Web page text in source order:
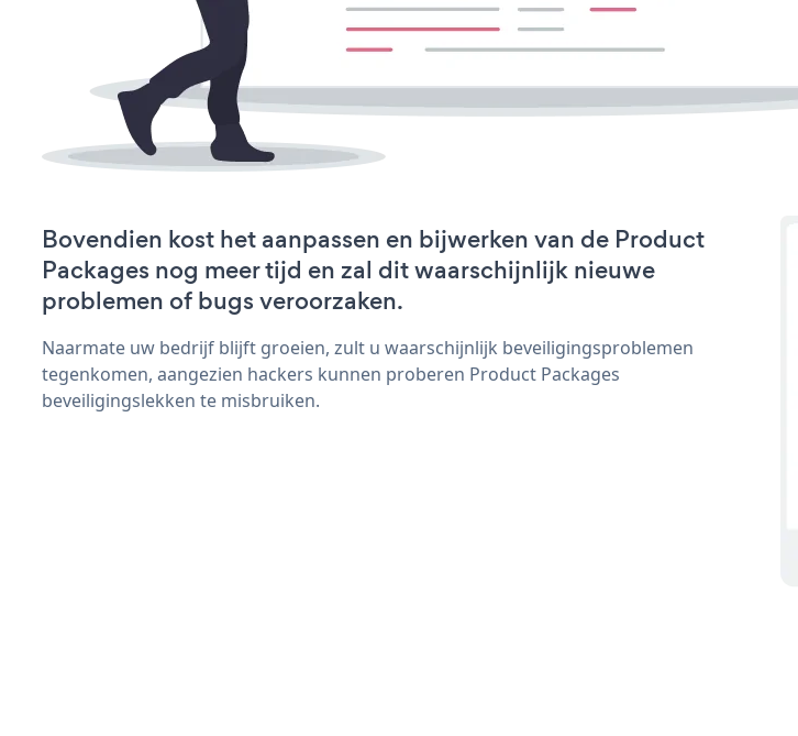
Bovendien kost het aanpassen en bijwerken van de Product
Packages nog meer tijd en zal dit waarschijnlijk nieuwe
problemen of bugs veroorzaken.
Naarmate uw bedrijf blijft groeien, zult u waarschijnlijk beveiligingsproblemen
tegenkomen, aangezien hackers kunnen proberen Product Packages
beveiligingslekken te misbruiken.